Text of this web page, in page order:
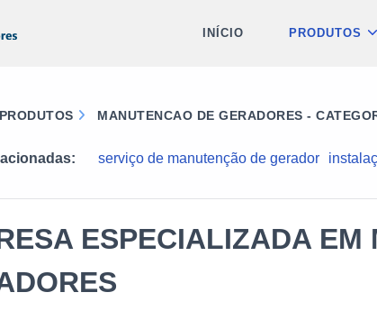
INÍCIO PRODUTOS
PRODUTOS MANUTENCAO DE GERADORES -
serviço de manutenção de gerador
ESPECIALIZADA EM